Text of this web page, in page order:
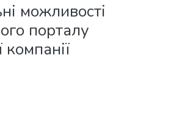
можливості
порталу
компанії